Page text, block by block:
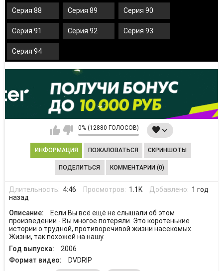
Серия 88 Серия 89 Серия 90
Серия 91 Серия 92 Серия 93
Серия 94
0% (12880 ГОЛОСОВ)
ИНФОРМАЦИЯ ПОЖАЛОВАТЬСЯ СКРИНШОТЫ
ПОДЕЛИТЬСЯ КОММЕНТАРИИ (0)
Длительность: 4:46 Просмотров: 1.1K Добавлено: 1 год
назад
Описание:
Если Вы всё ещё не слышали об этом
произведении - Вы многое потеряли. Это коротенькие
истории о трудной, противоречивой жизни насекомых.
Жизни, так похожей на нашу.
Год выпуска:
2006
Формат видео:
DVDRIP